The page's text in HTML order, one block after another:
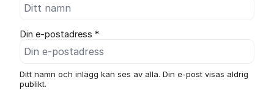
Din e-postadress *
Ditt namn och inlägg kan ses av alla. Din e-post visas aldrig
publikt.